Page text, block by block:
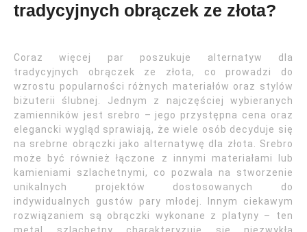
tradycyjnych obrączek ze złota?
Coraz więcej par poszukuje alternatyw dla
tradycyjnych obrączek ze złota, co prowadzi do
wzrostu popularności różnych materiałów oraz stylów
biżuterii ślubnej. Jednym z najczęściej wybieranych
zamienników jest srebro – jego przystępna cena oraz
elegancki wygląd sprawiają, że wiele osób decyduje się
na srebrne obrączki jako alternatywę dla złota. Srebro
może być również łączone z innymi materiałami lub
kamieniami szlachetnymi, co pozwala na stworzenie
unikalnych projektów dostosowanych do
indywidualnych gustów pary młodej. Innym ciekawym
rozwiązaniem są obrączki wykonane z platyny – ten